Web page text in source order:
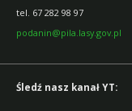
tel. 67 282 98 97
podanin@pila.lasy.gov.pl
Śledź nasz kanał YT: